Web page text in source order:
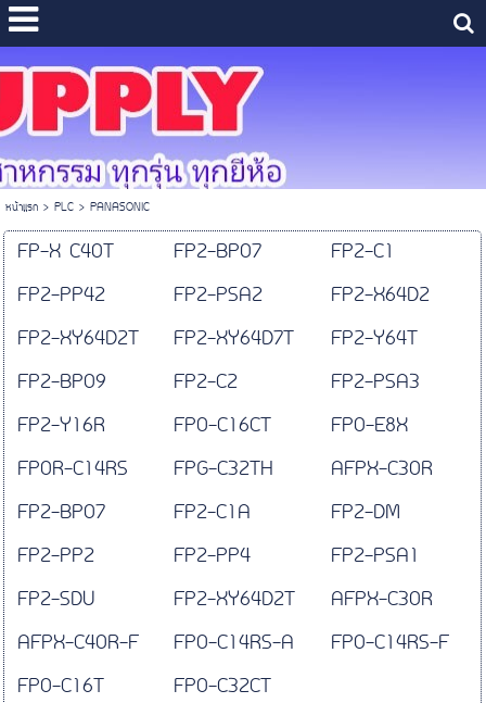
หน้าแรก> PLC> PANASONIC
FP-X C40T FP2-BP07
FP2-C1
FP2-PP42
FP2-PSA2
FP2-X64D2
FP2-XY64D2T
FP2-XY64D7T
FP2-Y64T
FP2-BP09
FP2-C2
FP2-PSA3
FP2-Y16R
FP0-C16CT
FP0-E8X
FP0R-C14RS
FPG-C32TH
AFPX-C30R
FP2-BP07
FP2-C1A
FP2-DM
FP2-PP2
FP2-PP4
FP2-PSA1
FP2-SDU
FP2-XY64D2T
AFPX-C30R
AFPX-C40R-F
FP0-C14RS-A
FP0-C14RS-F
FP0-C16T
FP0-C32CT